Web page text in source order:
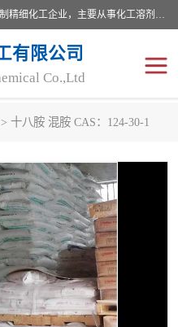
济南汇丰达化工有限公司是一家民营股份制精细化工企业，主要从事化工溶剂、药用辅料、合成中间体等深加工产品的研制开发、生产、销售和进出口贸易。主营产品：环氧丙烷，十二烷基苯，甲基磺酸，磺酸，DMF，DMAC，甘油，苯甲醇，乙酰氯，甲基丙烯酸，甲基丙烯酸甲酯，叔丁醇，异辛酸，二乙烯三胺，一乙，二乙‎，三乙醇胺，原乙酸三甲酯等化工产品及中间体。欢迎各界朋友洽谈咨询业务。
有限公司
Co.,Ltd
> 十八胺 混胺 CAS：124-30-1
醚类
酚类
无机化工原料
有机溶剂